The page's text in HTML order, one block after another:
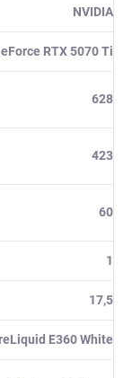
NVIDIA
RTX 5070 Ti
628
423
60
1
17,5
E360 White